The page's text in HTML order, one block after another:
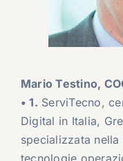
Mario Testino,
• 1. ServiTecno,
Digital in Italia,
specializzata